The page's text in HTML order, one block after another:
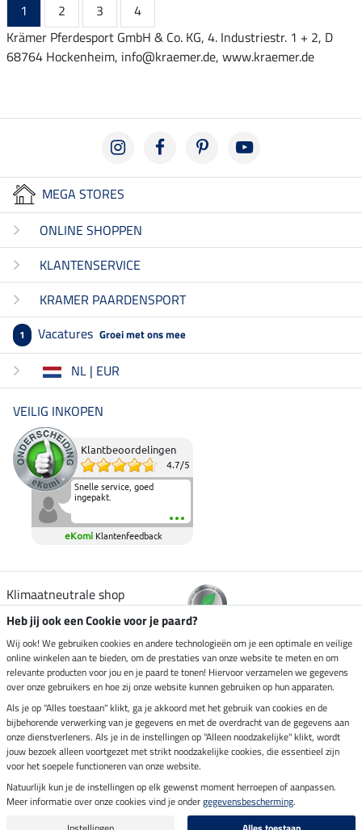
1 2 3
4
Krämer Pferdesport GmbH & Co. KG, 4. Industriestr. 1 + 2, D
68764 Hockenheim, info@kraemer.de, www.kraemer.de
MEGA STORES
ONLINE SHOPPEN
KLANTENSERVICE
KRAMER PAARDENSPORT
1 Vacatures Groei met ons mee
NL | EUR
VEILIG INKOPEN
Klantbeoordelingen
4.7/5
Snelle service, goed
ingepakt.
eKomi Klantenfeedback
Klimaatneutrale shop
Verzending per
Veilig betalen met
Impressum
Laatste update op 06.08.2026 om 14:39 uur
Alle prijzen in euro's, incl. BTW, excl. verzendkosten.
Heb jij ook een Cookie voor je paard?
Wij ook! We gebruiken cookies en andere technologieën om je een optimale en veilige
online winkelen aan te bieden, om de prestaties van onze website te meten en om
relevante producten voor jou en je paard te tonen! Hiervoor verzamelen we gegevens
over onze gebruikers en hoe zij onze website kunnen gebruiken op hun apparaten.
Als je op "Alles toestaan" klikt, ga je akkoord met het gebruik van cookies en de
bijbehorende verwerking van je gegevens en met de overdracht van de gegevens aan
onze dienstverleners. Als je in de instellingen op "Alleen noodzakelijke" klikt, wordt
jouw bezoek alleen voortgezet met strikt noodzakelijke cookies, die essentieel zijn
voor het soepele functioneren van onze website.
Natuurlijk kun je de instellingen op elk gewenst moment herroepen of aanpassen.
Meer informatie over onze cookies vind je ondergegevensbescherming.